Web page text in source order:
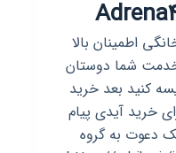
اطمینان بالا
خدمت شما دوستان
کنید بعد خرید
خرید آیدی پیام
دعوت به گروه